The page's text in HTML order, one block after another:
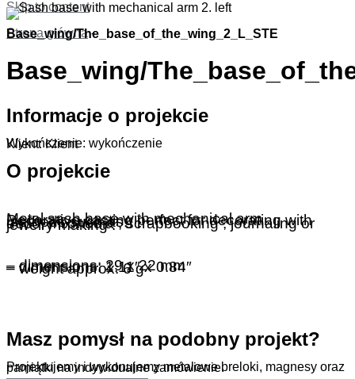
Skip to content
Strona główna-
Base_wing/The_base_of_the_wing_2_L_STE
Base_wing/
Informacje o projekcie
Wykończenie: wykończenie
Klient: Klient
O projekcie
Metal sash base with mechanical arm .
Decorative casting perfect for decorating with methods such as:
deco, mixmedia , scrapbooking , journaling or jewelry making .
– dimensions: 29 x 22 mm
– dimensions: 1.11″ x 0.84″
– weight approx: 6 g
Masz pomysł na podobny projekt?
Projektujemy i wykonujemy metalowe breloki, magnesy oraz pamiątki na indywidualne zamówienie.